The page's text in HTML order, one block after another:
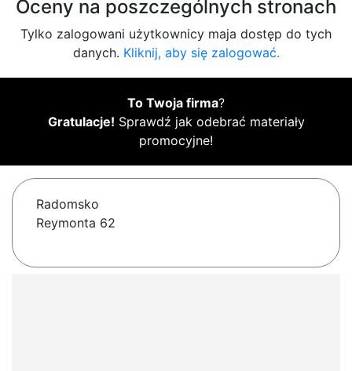
Oceny na poszczególnych stronach
Tylko zalogowani użytkownicy maja dostęp do tych
danych. Kliknij, aby się zalogować.
To Twoja firma?
Gratulacje! Sprawdź jak odebrać materiały
promocyjne!
Radomsko
Reymonta 62